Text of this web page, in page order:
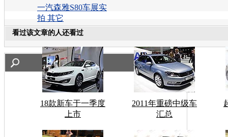
一汽森雅S80车展实
拍 其它
看过该文章的人还看过
18款新车于一季度
上市
2011年重磅中级车
汇总